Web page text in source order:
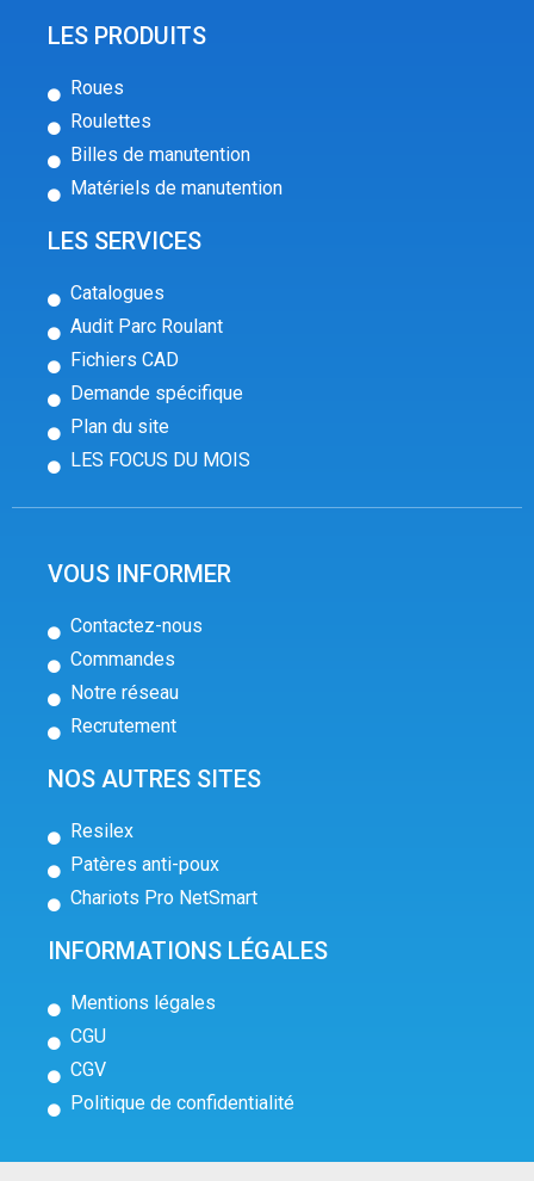
LES PRODUITS
Roues
Roulettes
Billes de manutention
Matériels de manutention
LES SERVICES
Catalogues
Audit Parc Roulant
Fichiers CAD
Demande spécifique
Plan du site
LES FOCUS DU MOIS
VOUS INFORMER
Contactez-nous
Commandes
Notre réseau
Recrutement
NOS AUTRES SITES
Resilex
Patères anti-poux
Chariots Pro NetSmart
INFORMATIONS LÉGALES
Mentions légales
CGU
CGV
Politique de confidentialité